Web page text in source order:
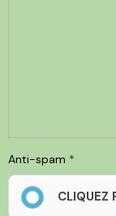
Anti-spam
CLIQUEZ